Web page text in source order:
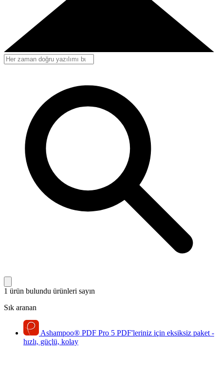
1 ürün bulundu ürünleri sayın
Sık aranan
Ashampoo® PDF Pro 5 PDF'leriniz için eksiksiz paket -
hızlı, güçlü, kolay